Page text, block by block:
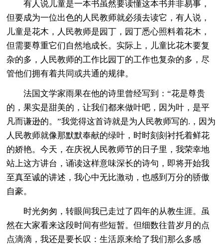
有人说儿童是一本书虽然要读懂这本书并非易事，
但要成为一位出色的人民教师就必须去读它，有人说，
儿童是花木，人民教师是园丁，园丁悉心照料着花木，
但需要尊重它们自然地成长。实际上，儿童比花木要复
杂的多，人民教师的工作比园丁的工作也复杂的多，尽
管他们拥有着共同或共通的规律。
法国文学家雨果在他的诗里曾经写到：“花是尊贵
的，果实是甜美的，让我们都来做叶吧，因为叶，是平
凡而谦逊的。”我觉得这首诗就是为人民教师写的.，因为
人民教师就像那默默奉献的绿叶，时时刻刻衬托着鲜花
的娇艳。今天，在庆祝人民教师节的日子里，我荣幸地
站上这方讲台，诵读这样意味深长的诗句，即将开始我
至真至诚的讲述，我心中无比激动，也感到万分的骄傲
自豪。
时光匆匆，转眼间我已走过了四年的从教生涯。虽
然在大家看来这段时间有些短暂。但细数往昔岁月的点
点滴滴，我还是要长叹：生活原来给了我们那么多感